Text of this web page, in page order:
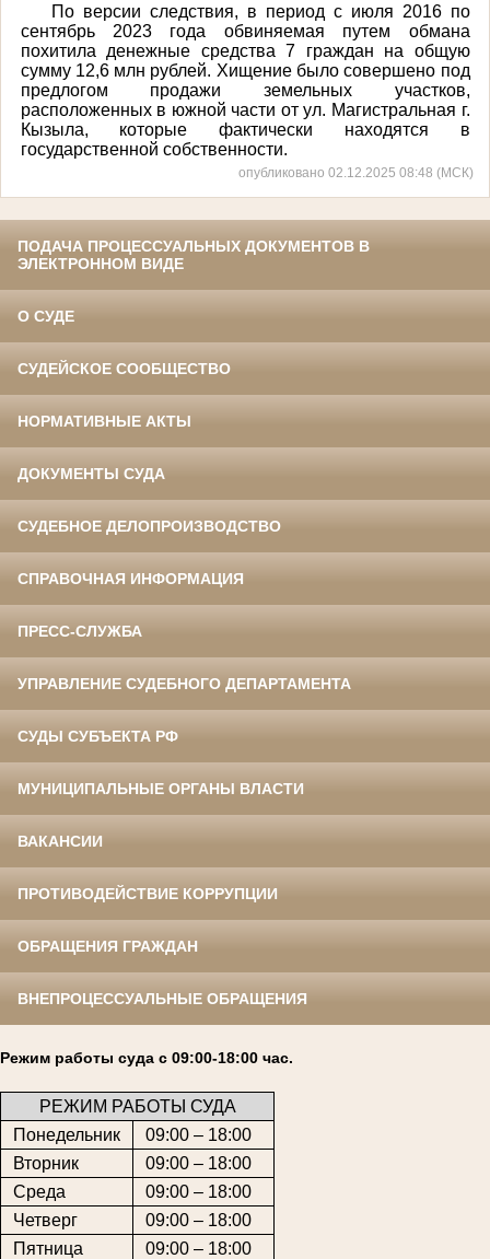
По версии следствия, в период с июля 2016 по
сентябрь 2023 года обвиняемая путем обмана
похитила денежные средства 7 граждан на общую
сумму 12,6 млн рублей. Хищение было совершено под
предлогом продажи земельных участков,
расположенных в южной части от ул. Магистральная г.
Кызыла, которые фактически находятся в
государственной собственности.
опубликовано 02.12.2025 08:48 (МСК)
ПОДАЧА ПРОЦЕССУАЛЬНЫХ ДОКУМЕНТОВ В
ЭЛЕКТРОННОМ ВИДЕ
О СУДЕ
СУДЕЙСКОЕ СООБЩЕСТВО
НОРМАТИВНЫЕ АКТЫ
ДОКУМЕНТЫ СУДА
СУДЕБНОЕ ДЕЛОПРОИЗВОДСТВО
СПРАВОЧНАЯ ИНФОРМАЦИЯ
ПРЕСС-СЛУЖБА
УПРАВЛЕНИЕ СУДЕБНОГО ДЕПАРТАМЕНТА
СУДЫ СУБЪЕКТА РФ
МУНИЦИПАЛЬНЫЕ ОРГАНЫ ВЛАСТИ
ВАКАНСИИ
ПРОТИВОДЕЙСТВИЕ КОРРУПЦИИ
ОБРАЩЕНИЯ ГРАЖДАН
ВНЕПРОЦЕССУАЛЬНЫЕ ОБРАЩЕНИЯ
Режим работы суда с 09:00-18:00 час.
РЕЖИМ РАБОТЫ СУДА
Понедельник
09:00 – 18:00
Вторник
09:00 – 18:00
Среда
09:00 – 18:00
Четверг
09:00 – 18:00
Пятница
09:00 – 18:00